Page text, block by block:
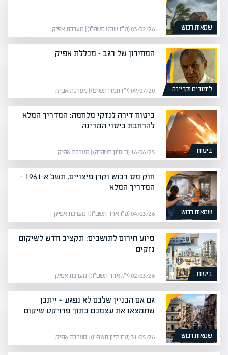
שמאות רכוש 03/02/26 (ט״ז שבט תשפ״ו) | מערכת אפיק
לימודים וקריירה
המחירון של רגב – מכללת אפיק
09/07/20 (י״ז תמוז תש״פ) | מערכת אפיק
ביטוח
ביטוח דירה לנזקי מלחמה: המדריך המלא
להרחבת כיסוי המדינה
16/06/25 (כ׳ סיון תשפ״ה) | מערכת אפיק
שמאות רכוש
חוק מס רכוש וקרן פיצויים, תשכ"א-1961 –
המדריך המלא
04/03/26 (ט״ו אדר תשפ״ו) | מערכת אפיק
ביטוח
סיוע חירום לתושבים: תקציב חדש לשיקום
נזקים
02/03/26 (י״ג אדר תשפ״ו) | מערכת אפיק
שמאות רכוש
גם אם הבניין שלכם לא נפגע — ייתכן
שתמצאו את עצמכם בתוך פרויקט שיקום
31/05/26 (ט״ו סיון תשפ״ו) | מערכת אפיק